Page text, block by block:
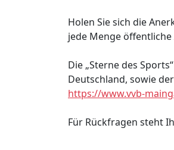
Holen Sie sich die
jede Menge
Die „Sterne des
Deutschland, sowie
https://www.vvb-
Für Rückfragen steht